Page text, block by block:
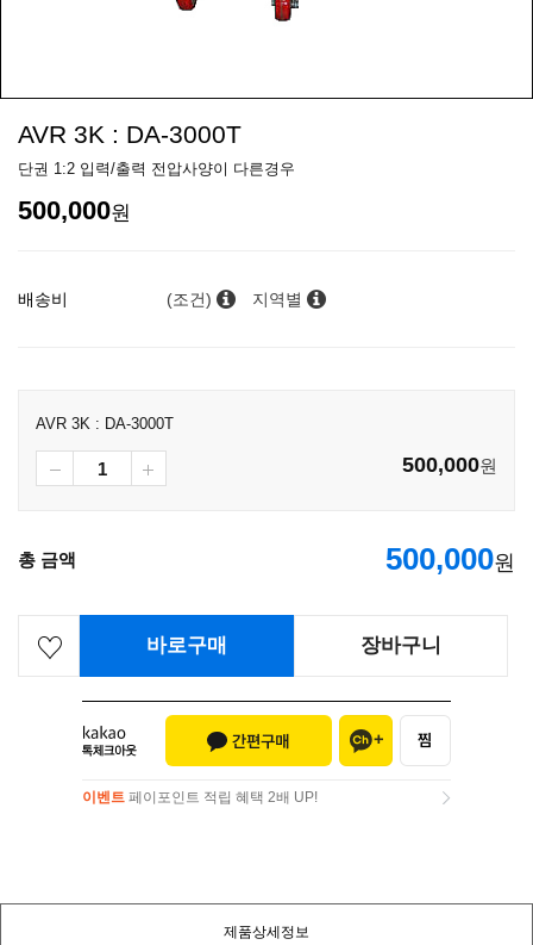
AVR 3K : DA-3000T
단권 1:2 입력/출력 전압사양이 다른경우
500,000원
배송비 (조건) 지역별
AVR 3K : DA-3000T
500,000원
총 금액 500,000원
바로구매 장바구니
이벤트 페이포인트 적립 혜택 2배 UP!
제품상세정보